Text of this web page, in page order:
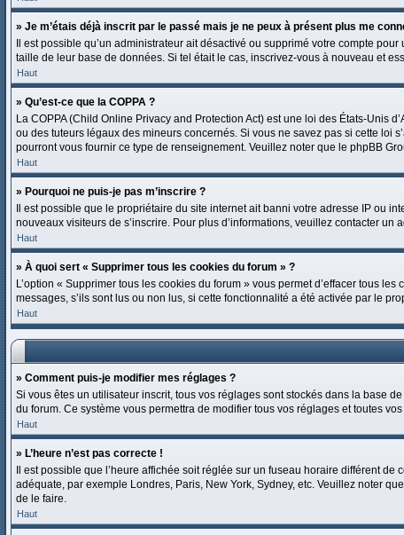
» Je m’étais déjà inscrit par le passé mais je ne peux à présent plus me
Il est possible qu’un administrateur ait désactivé ou supprimé votre compte
taille de leur base de données. Si tel était le cas, inscrivez-vous à nouveau et
Haut
» Qu’est-ce que la COPPA ?
La COPPA (Child Online Privacy and Protection Act) est une loi des États-Unis
ou des tuteurs légaux des mineurs concernés. Si vous ne savez pas si cette loi
pourront vous fournir ce type de renseignement. Veuillez noter que le phpBB
Haut
» Pourquoi ne puis-je pas m’inscrire ?
Il est possible que le propriétaire du site internet ait banni votre adresse IP ou
nouveaux visiteurs de s’inscrire. Pour plus d’informations, veuillez contacter un
Haut
» À quoi sert « Supprimer tous les cookies du forum » ?
L’option « Supprimer tous les cookies du forum » vous permet d’effacer tous
messages, s’ils sont lus ou non lus, si cette fonctionnalité a été activée par le
Haut
» Comment puis-je modifier mes réglages ?
Si vous êtes un utilisateur inscrit, tous vos réglages sont stockés dans la base
du forum. Ce système vous permettra de modifier tous vos réglages et toutes
Haut
» L’heure n’est pas correcte !
Il est possible que l’heure affichée soit réglée sur un fuseau horaire différent
adéquate, par exemple Londres, Paris, New York, Sydney, etc. Veuillez noter
de le faire.
Haut